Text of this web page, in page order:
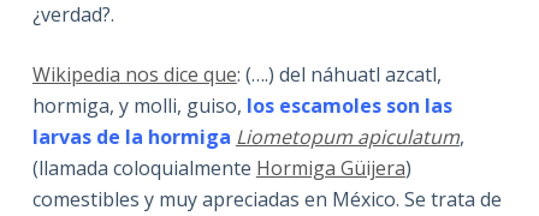
¿verdad?.
Wikipedia nos dice que: (….) del náhuatl azcatl,
hormiga, y molli, guiso, los escamoles son las
larvas de la hormiga Liometopum apiculatum,
(llamada coloquialmente Hormiga Güijera)
comestibles y muy apreciadas en México. Se trata de